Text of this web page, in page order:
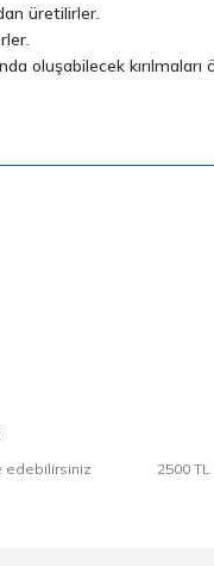
üretilirler.
oluşabilecek kırılmaları
edebilirsiniz 2500